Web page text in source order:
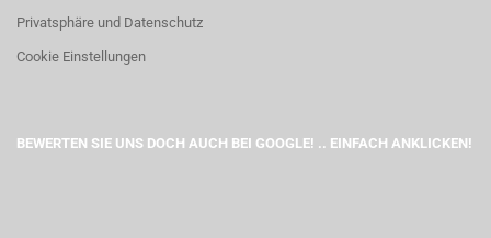
Privatsphäre und Datenschutz
Cookie Einstellungen
BEWERTEN SIE UNS DOCH AUCH BEI GOOGLE! .. EINFACH ANKLICKEN!